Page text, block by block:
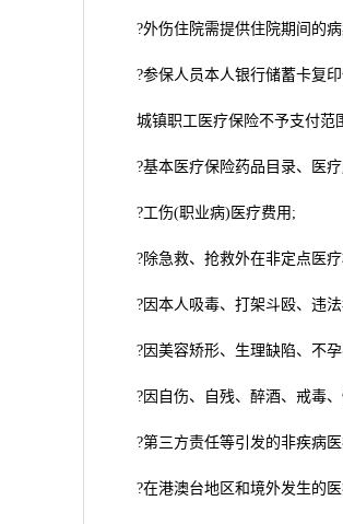
?外伤住院需提供住院期间的病
?参保人员本人银行储蓄卡复印
城镇职工医疗保险不予支付范
?基本医疗保险药品目录、医疗
?工伤(职业病)医疗费用;
?除急救、抢救外在非定点医疗
?因本人吸毒、打架斗殴、违法
?因美容矫形、生理缺陷、不孕
?因自伤、自残、醉酒、戒毒、
?第三方责任等引发的非疾病医
?在港澳台地区和境外发生的医